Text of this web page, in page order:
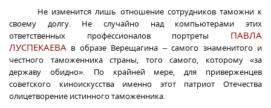
Не изменится лишь отношение сотрудников таможни к
своему долгу. Не случайно над компьютерами этих
ответственных профессионалов портреты ПАВЛА
ЛУСПЕКАЕВА в образе Верещагина – самого знаменитого и
честного таможенника страны, того самого, которому «за
державу обидно». По крайней мере, для приверженцев
советского киноискусства именно этот патриот Отечества
олицетворение истинного таможенника.